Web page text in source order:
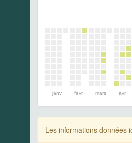
janv. févr. mars avr.
Les informations données